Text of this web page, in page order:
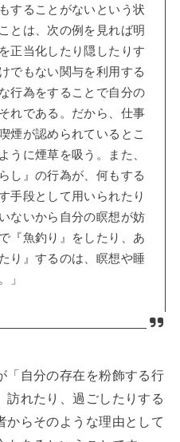
することがないという状
とは、次の例を見れば明
正当化したり隠したりす
でもない関与を利用する
行為をすることで自分の
である。だから、仕事
煙が認められているとこ
うに煙草を吸う。また、
し』の行為が、何もする
手段として用いられたり
ないから自分の瞑想が妨
『魚釣り』をしたり、あ
り』するのは、瞑想や睡
」
「自分の存在を粉飾する行
訪れたり、過ごしたりする
からそのような理由として